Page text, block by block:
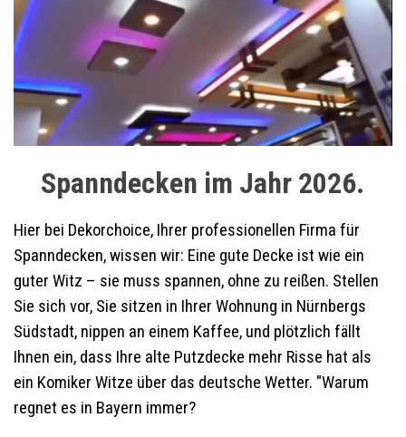
Spanndecken im Jahr 2026.
Hier bei Dekorchoice, Ihrer professionellen Firma für
Spanndecken, wissen wir: Eine gute Decke ist wie ein
guter Witz – sie muss spannen, ohne zu reißen. Stellen
Sie sich vor, Sie sitzen in Ihrer Wohnung in Nürnbergs
Südstadt, nippen an einem Kaffee, und plötzlich fällt
Ihnen ein, dass Ihre alte Putzdecke mehr Risse hat als
ein Komiker Witze über das deutsche Wetter. "Warum
regnet es in Bayern immer?